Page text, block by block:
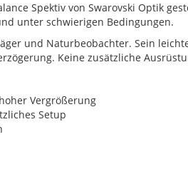
Spektiv von Swarovski Optik
unter schwierigen Bedingungen.
und Naturbeobachter. Sein
Keine zusätzliche
Vergrößerung
Setup